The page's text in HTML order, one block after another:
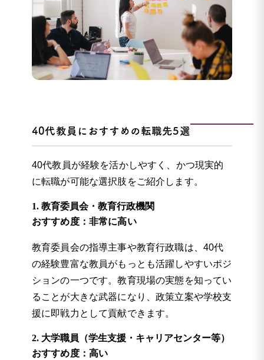
40代教員におすすめの転職先5選
40代教員が経験を活かしやすく、かつ現実的
に転職が可能な選択肢をご紹介します。
1. 教育委員会・教育行政機関
おすすめ度：非常に高い
教育委員会の指導主事や教育行政職は、40代
の経験豊富な教員がもっとも活躍しやすいポジ
ションの一つです。教育現場の実態を知ってい
ることが大きな武器になり、政策立案や学校支
援に即戦力として貢献できます。
2. 大学職員（学生支援・キャリアセンター等）
おすすめ度：高い